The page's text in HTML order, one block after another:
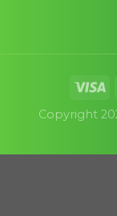
Copyright